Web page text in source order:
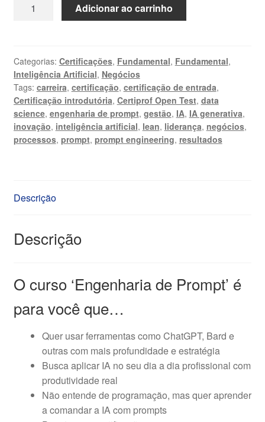
Curso
de
Atualização
quantidade
Adicionar ao carrinho
Categorias: Certificações, Fundamental, Fundamental,
Inteligência Artificial, Negócios
Tags: carreira, certificação, certificação de entrada,
Certificação introdutória, Certiprof Open Test, data
science, engenharia de prompt, gestão, IA, IA generativa,
inovação, inteligência artificial, lean, liderança, negócios,
processos, prompt, prompt engineering, resultados
Descrição
Descrição
O curso ‘Engenharia de Prompt’ é
para você que…
Quer usar ferramentas como ChatGPT, Bard e
outras com mais profundidade e estratégia
Busca aplicar IA no seu dia a dia profissional com
produtividade real
Não entende de programação, mas quer aprender
a comandar a IA com prompts